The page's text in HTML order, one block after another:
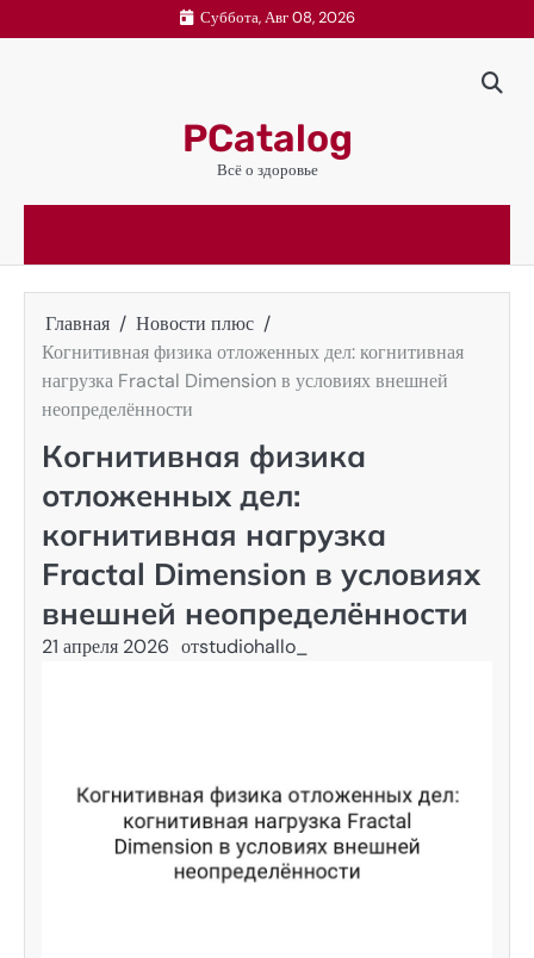
к
Суббота, Авг 08, 2026
PCatalog
Всё о здоровье
Главная
Новости плюс
Когнитивная физика отложенных дел: когнитивная
нагрузка Fractal Dimension в условиях внешней
неопределённости
Когнитивная физика
отложенных дел:
когнитивная нагрузка
Fractal Dimension в условиях
внешней неопределённости
21 апреля 2026 отstudiohallo_